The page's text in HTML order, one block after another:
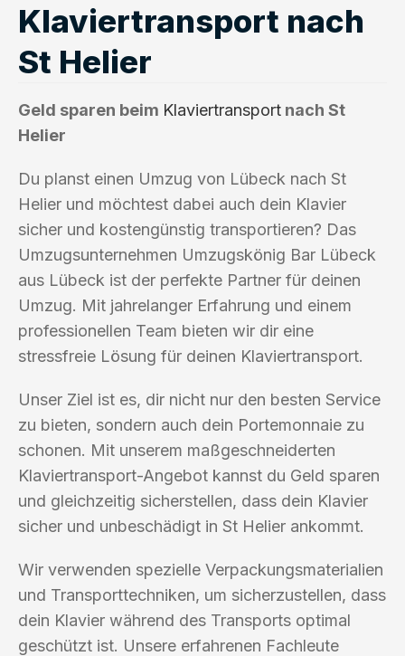
Klaviertransport nach
St Helier
Geld sparen beim Klaviertransport nach St
Helier
Du planst einen Umzug von Lübeck nach St
Helier und möchtest dabei auch dein Klavier
sicher und kostengünstig transportieren? Das
Umzugsunternehmen Umzugskönig Bar Lübeck
aus Lübeck ist der perfekte Partner für deinen
Umzug. Mit jahrelanger Erfahrung und einem
professionellen Team bieten wir dir eine
stressfreie Lösung für deinen Klaviertransport.
Unser Ziel ist es, dir nicht nur den besten Service
zu bieten, sondern auch dein Portemonnaie zu
schonen. Mit unserem maßgeschneiderten
Klaviertransport-Angebot kannst du Geld sparen
und gleichzeitig sicherstellen, dass dein Klavier
sicher und unbeschädigt in St Helier ankommt.
Wir verwenden spezielle Verpackungsmaterialien
und Transporttechniken, um sicherzustellen, dass
dein Klavier während des Transports optimal
geschützt ist. Unsere erfahrenen Fachleute